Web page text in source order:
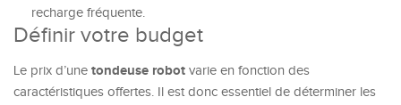
recharge fréquente.
Définir votre budget
Le prix d’une tondeuse robot varie en fonction des
caractéristiques offertes. Il est donc essentiel de déterminer les